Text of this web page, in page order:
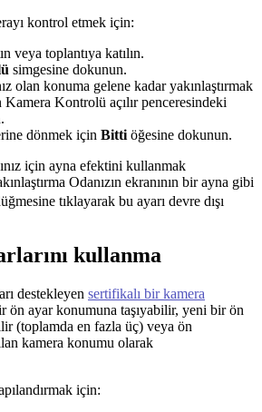
kontrol etmek için:
veya toplantıya katılın.
simgesine dokunun.
olan konuma gelene kadar yakınlaştırmak
Kontrolü açılır penceresindeki
dönmek için Bitti öğesine dokunun.
için ayna efektini kullanmak
Odanızın ekranının bir ayna gibi
tıklayarak bu ayarı devre dışı
kullanma
destekleyen sertifikalı bir kamera
ön ayar konumuna taşıyabilir, yeni bir ön
(toplamda en fazla üç) veya ön
kamera konumu olarak
için: